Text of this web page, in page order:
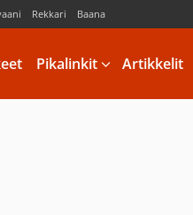
Rekkari Baana
Pikalinkit Artikkelit